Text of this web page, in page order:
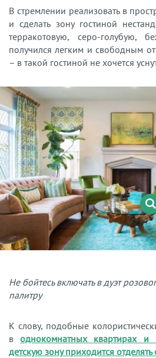
В стремлении реализовать в
и сделать зону гостиной
терракотовую, серо-голубую,
получился легким и свободным
– в такой гостиной не хочется
Не бойтесь включать в дуэт
палитру
К слову, подобные
воднокомнатных квартирах и
детскую зону приходится